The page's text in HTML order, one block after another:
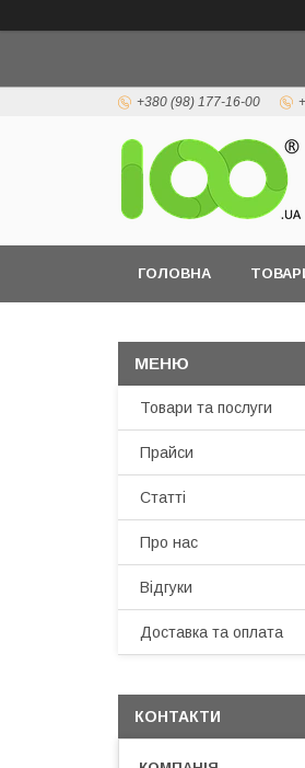
+380 (98) 177-16-00
ГОЛОВНА
Товари та послуги
Прайси
Статті
Про нас
Відгуки
Доставка та оплата
КОНТАКТИ